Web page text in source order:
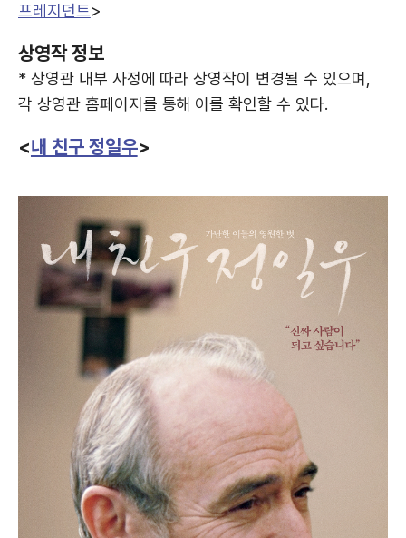
프레지던트>
상영작 정보
* 상영관 내부 사정에 따라 상영작이 변경될 수 있으며,
각 상영관 홈페이지를 통해 이를 확인할 수 있다.
<내 친구 정일우>